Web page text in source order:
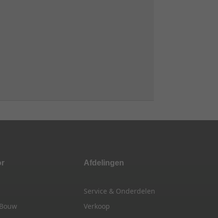
Afdelingen
Service & Onderdelen
Verkoop